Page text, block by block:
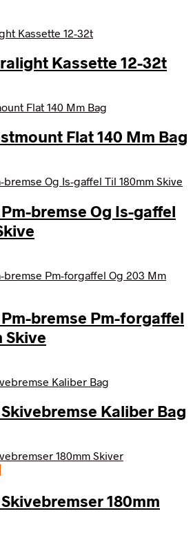
Kassette 12-32t
Flat 140 Mm Bag
bremse Og Is-gaffel
bremse Pm-forgaffel
Skive
Kaliber Bag
180mm